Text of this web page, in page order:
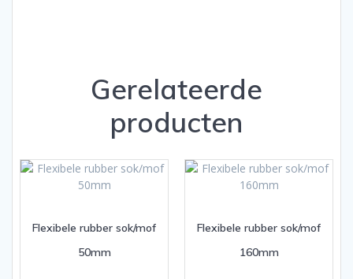
Gerelateerde
producten
Flexibele rubber sok/mof
50mm
Flexibele rubber sok/mof
160mm